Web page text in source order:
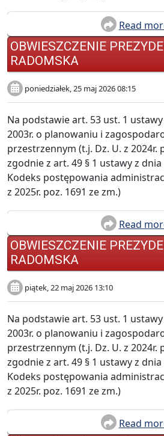
Read
OBWIESZCZENIE
RADOMSKA
poniedziałek, 25 maj 2026 08:15
Na podstawie art. 53 ust. 1
2003r. o planowaniu i
przestrzennym (t.j. Dz. U. z 2024r.
zgodnie z art. 49 § 1 ustawy z dnia
Kodeks postępowania
z 2025r. poz. 1691 ze zm.)
Read
OBWIESZCZENIE
RADOMSKA
piątek, 22 maj 2026 13:10
Na podstawie art. 53 ust. 1
2003r. o planowaniu i
przestrzennym (t.j. Dz. U. z 2024r.
zgodnie z art. 49 § 1 ustawy z dnia
Kodeks postępowania
z 2025r. poz. 1691 ze zm.)
Read